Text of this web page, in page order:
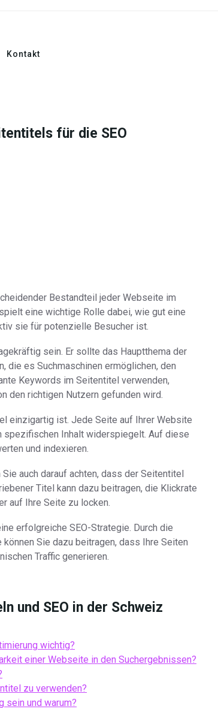
Kontakt
für die SEO
Bestandteil jeder Webseite im
eine wichtige Rolle dabei, wie gut eine
sie für potenzielle Besucher ist.
sein. Er sollte das Hauptthema der
die es Suchmaschinen ermöglichen, den
Keywords im Seitentitel verwenden,
den richtigen Nutzern gefunden wird.
einzigartig ist. Jede Seite auf Ihrer Website
spezifischen Inhalt widerspiegelt. Auf diese
und indexieren.
auch darauf achten, dass der Seitentitel
Titel kann dazu beitragen, die Klickrate
auf Ihre Seite zu locken.
erfolgreiche SEO-Strategie. Durch die
Sie dazu beitragen, dass Ihre Seiten
Traffic generieren.
und SEO in der Schweiz
wichtig?
einer Webseite in den Suchergebnissen?
zu verwenden?
sein und warum?